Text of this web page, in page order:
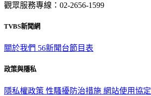
觀眾服務專線：02-2656-1599
TVBS新聞網
關於我們 56新聞台節目表
政策與隱私
隱私權政策 性騷擾防治措施 網站使用協定